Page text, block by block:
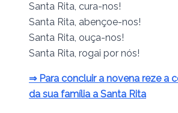
Santa Rita, cura-nos!
Santa Rita, abençoe-nos!
Santa Rita, ouça-nos!
Santa Rita, rogai por nós!
⇒ Para concluir a novena reze a
da sua família a Santa Rita